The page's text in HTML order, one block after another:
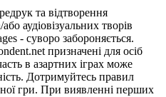
та відтворення
аудіовізуальних творів
- суворо забороняється.
призначені для осіб
в азартних іграх може
Дотримуйтесь правил
гри. При виявленні перших